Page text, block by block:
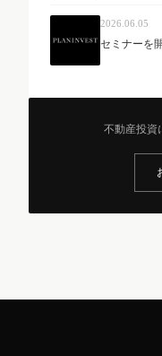
2026.06.05
セミナーを
不動産投資